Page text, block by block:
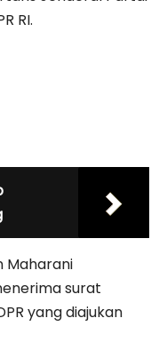
RI.
Maharani
surat
yang diajukan